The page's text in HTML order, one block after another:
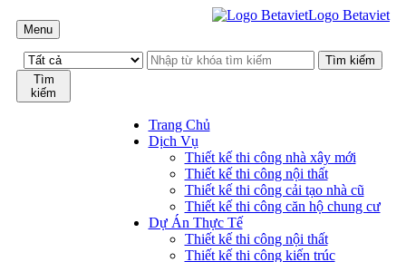
Menu
Logo Betaviet
Tìm
kiếm
Trang Chủ
Dịch Vụ
Thiết kế thi công nhà xây mới
Thiết kế thi công nội thất
Thiết kế thi công cải tạo nhà cũ
Thiết kế thi công căn hộ chung cư
Dự Án Thực Tế
Thiết kế thi công nội thất
Thiết kế thi công kiến trúc